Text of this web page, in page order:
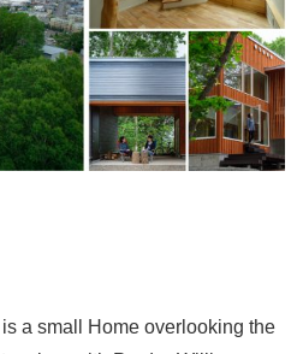
is a small Home overlooking the